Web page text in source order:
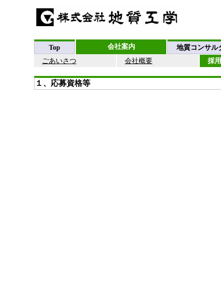
Top 会社案内
地質コンサル
ごあいさつ
会社概要 採
１、応募資格等